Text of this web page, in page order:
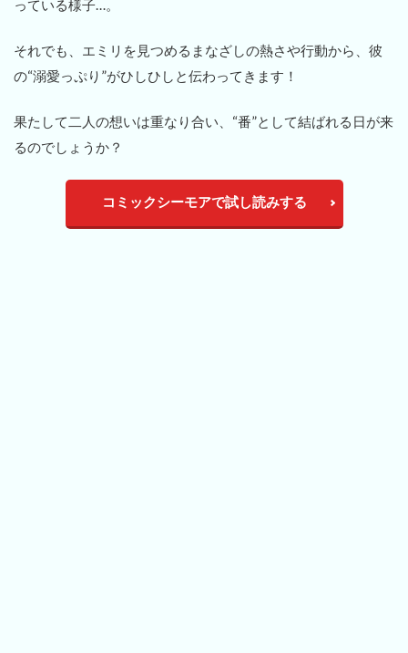
っている様子…。
それでも、エミリを見つめるまなざしの熱さや行動から、彼
の“溺愛っぷり”がひしひしと伝わってきます！
果たして二人の想いは重なり合い、“番”として結ばれる日が来
るのでしょうか？
コミックシーモアで試し読みする